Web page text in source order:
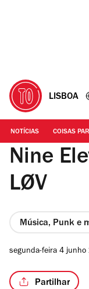
LISBOA
NOTÍCIAS COISAS
Nine
LØV
Música, Punk e
segunda-feira 4 junho
Partilhar